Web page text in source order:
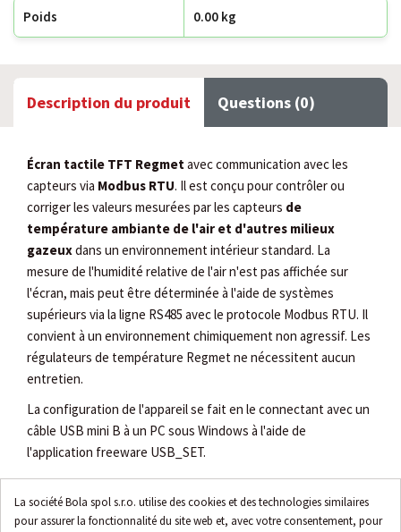
La société Bola spol s.r.o. utilise des cookies et des technologies similaires
pour assurer la fonctionnalité du site web et, avec votre consentement, pour
Poids 0.00 kg
Description du produit Questions (0)
Écran tactile TFT Regmetavec communication avec les
capteurs via Modbus RTU. Il est conçu pour contrôler ou
corriger les valeurs mesurées par les capteurs de
température ambiante de l'air et d'autres milieux
gazeuxdans un environnement intérieur standard. La
mesure de l'humidité relative de l'air n'est pas affichée sur
l'écran, mais peut être déterminée à l'aide de systèmes
supérieurs via la ligne RS485 avec le protocole Modbus RTU. Il
convient à un environnement chimiquement non agressif. Les
régulateurs de température Regmet ne nécessitent aucun
entretien.
La configuration de l'appareil se fait en le connectant avec un
câble USB mini B à un PC sous Windows à l'aide de
l'application freeware USB_SET.
conception interne